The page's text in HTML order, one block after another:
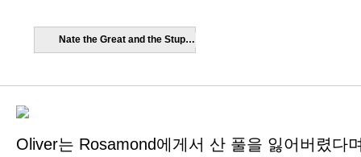
Nate the Great and the Stupid Weed.pdf
Oliver는 Rosamond에게서 산 풀을 잃어버렸다